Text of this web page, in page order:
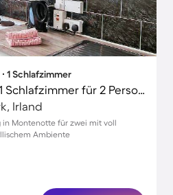
1 Schlafzimmer
Ferienwohnung mit 1 Schlafzimmer für 2 Personen
Irland
in Montenotte für zwei mit voll
Ambiente